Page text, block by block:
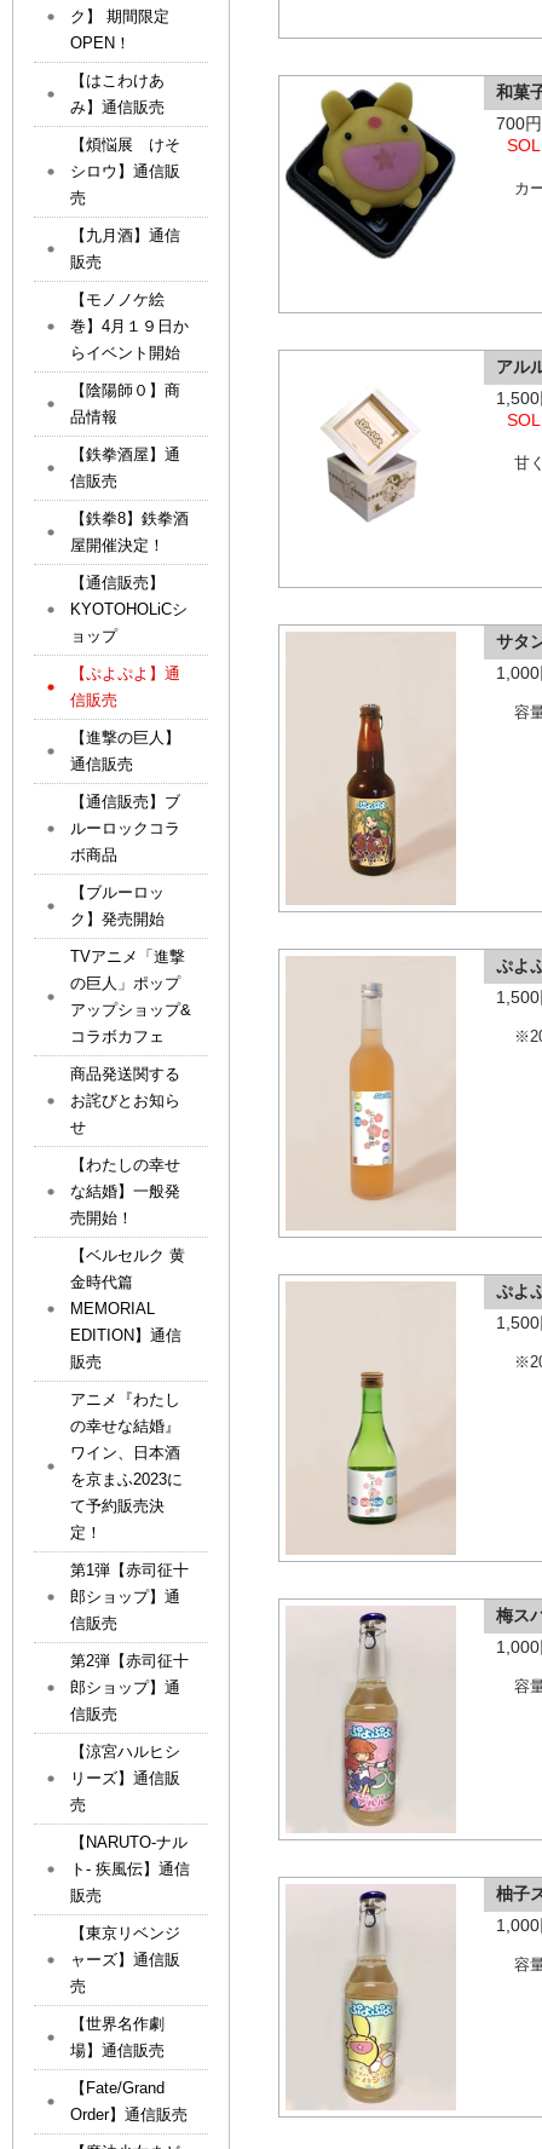
和菓
700
カ
アル
甘
サタ
容
ぷよ
ぷよ
梅ス
容
柚子
容
ク】 期間限定
OPEN！
【はこわけあ
み】通信販売
【煩悩展 けそ
シロウ】通信販
売
【九月酒】通信
販売
【モノノケ絵
巻】4月１９日か
らイベント開始
【陰陽師０】商
品情報
【鉄拳酒屋】通
信販売
【鉄拳8】鉄拳酒
屋開催決定！
【通信販売】
KYOTOHOLiCシ
ョップ
【ぷよぷよ】通
信販売
【進撃の巨人】
通信販売
【通信販売】ブ
ルーロックコラ
ボ商品
【ブルーロッ
ク】発売開始
TVアニメ「進撃
の巨人」ポップ
アップショップ&
コラボカフェ
商品発送関する
お詫びとお知ら
せ
【わたしの幸せ
な結婚】一般発
売開始！
【ベルセルク 黄
金時代篇
MEMORIAL
EDITION】通信
販売
アニメ『わたし
の幸せな結婚』
ワイン、日本酒
を京まふ2023に
て予約販売決
定！
第1弾【赤司征十
郎ショップ】通
信販売
第2弾【赤司征十
郎ショップ】通
信販売
【涼宮ハルヒシ
リーズ】通信販
売
【NARUTO-ナル
ト- 疾風伝】通信
販売
【東京リベンジ
ャーズ】通信販
売
【世界名作劇
場】通信販売
【Fate/Grand
Order】通信販売